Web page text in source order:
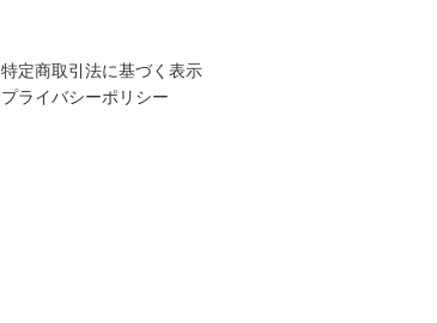
特定商取引法に基づく表示
プライバシーポリシー